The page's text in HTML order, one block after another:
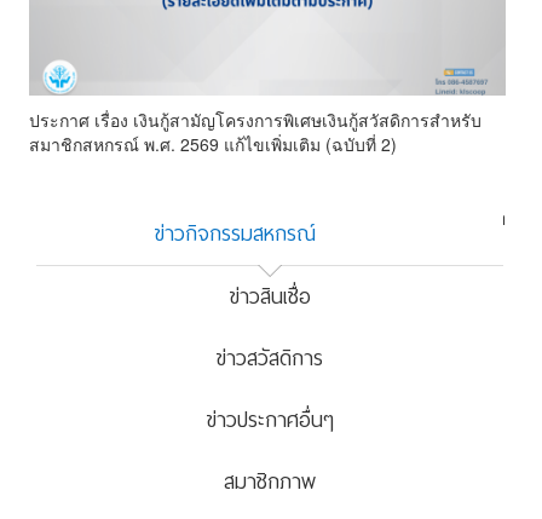
ประกาศ เรื่อง เงินกู้สามัญโครงการพิเศษเงินกู้สวัสดิการสำหรับ
สมาชิกสหกรณ์ พ.ศ. 2569 แก้ไขเพิ่มเติม (ฉบับที่ 2)
+ดูทั้งหมด
ข่าวกิจกรรมสหกรณ์
ข่าวสินเชื่อ
ข่าวสวัสดิการ
ข่าวประกาศอื่นๆ
สมาชิกภาพ